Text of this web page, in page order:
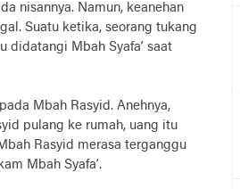
nisannya. Namun, keanehan
Suatu ketika, seorang tukang
didatangi Mbah Syafa’ saat
Mbah Rasyid. Anehnya,
pulang ke rumah, uang itu
Rasyid merasa terganggu
Mbah Syafa’.